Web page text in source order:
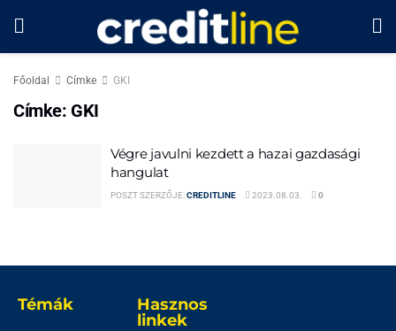
Főoldal Címke GKI
Címke: GKI
Végre javulni kezdett a hazai gazdasági
hangulat
POSZT SZERZŐJE:CREDITLINE 2023.08.03. 0
Témák
Hasznos
linkek